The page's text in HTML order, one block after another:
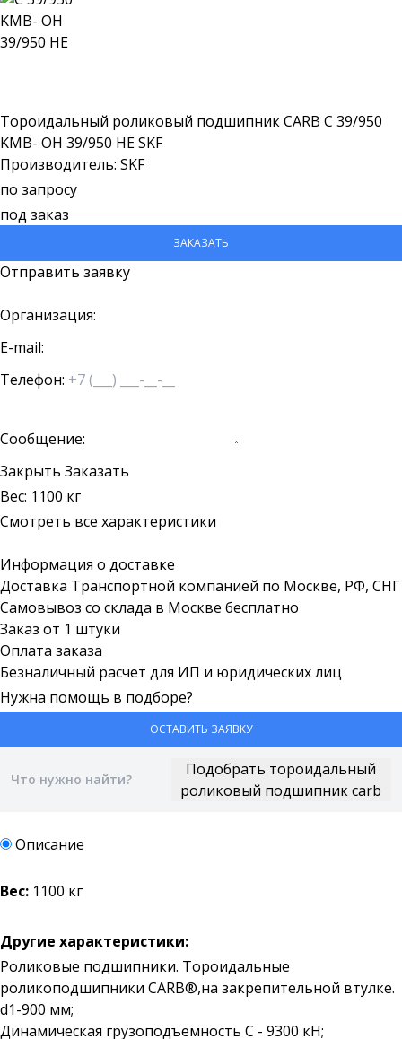
Тороидальный роликовый подшипник CARB C 39/950
KMB- OH 39/950 HE SKF
Производитель: SKF
по запросу
под заказ
ЗАКАЗАТЬ
Отправить заявку
Организация:
E-mail:
Телефон:
Сообщение:
Закрыть Заказать
Вес: 1100 кг
Смотреть все характеристики
Информация о доставке
Доставка Транспортной компанией по Москве, РФ, СНГ
Самовывоз со склада в Москве бесплатно
Заказ от 1 штуки
Оплата заказа
Безналичный расчет для ИП и юридических лиц
Нужна помощь в подборе?
ОСТАВИТЬ ЗАЯВКУ
Описание
Вес: 1100 кг
Другие характеристики:
Роликовые подшипники. Тороидальные
роликоподшипники CARB®,на закрепительной втулке.
d1-900 мм;
Динамическая грузоподъемность C - 9300 кН;